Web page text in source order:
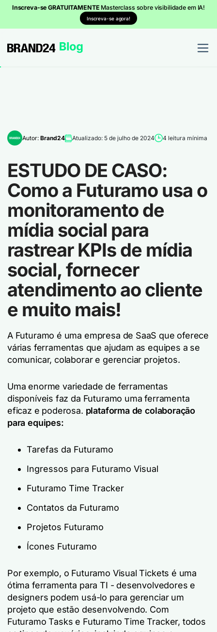
Inscreva-se GRATUITAMENTE Masterclass sobre visibilidade em IA!
Inscreva-se agora!
Autor: Brand24 Atualizado: 5 de julho de 2024 4 leitura mínima
ESTUDO DE CASO:
Como a Futuramo usa o
monitoramento de
mídia social para
rastrear KPIs de mídia
social, fornecer
atendimento ao cliente
e muito mais!
A Futuramo é uma empresa de SaaS que oferece
várias ferramentas que ajudam as equipes a se
comunicar, colaborar e gerenciar projetos.
Uma enorme variedade de ferramentas
disponíveis faz da Futuramo uma ferramenta
eficaz e poderosa. plataforma de colaboração
para equipes:
Tarefas da Futuramo
Ingressos para Futuramo Visual
Futuramo Time Tracker
Contatos da Futuramo
Projetos Futuramo
Ícones Futuramo
Por exemplo, o Futuramo Visual Tickets é uma
ótima ferramenta para TI - desenvolvedores e
designers podem usá-lo para gerenciar um
projeto que estão desenvolvendo. Com
Futuramo Tasks e Futuramo Time Tracker, todos